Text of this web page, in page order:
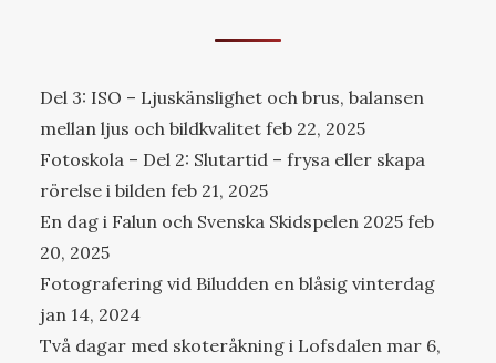
Del 3: ISO – Ljuskänslighet och brus, balansen
mellan ljus och bildkvalitet feb 22, 2025
Fotoskola – Del 2: Slutartid – frysa eller skapa
rörelse i bilden feb 21, 2025
En dag i Falun och Svenska Skidspelen 2025 feb
20, 2025
Fotografering vid Biludden en blåsig vinterdag
jan 14, 2024
Två dagar med skoteråkning i Lofsdalen mar 6,